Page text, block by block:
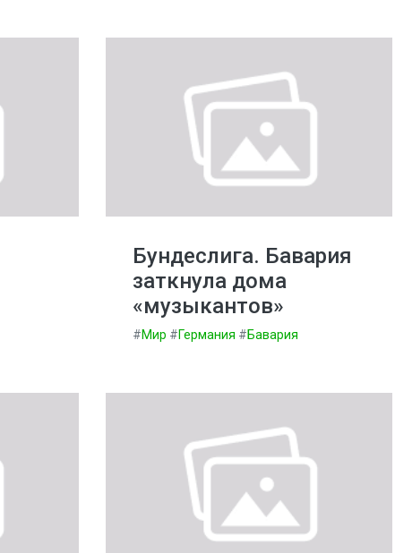
Бундеслига. Бавария
заткнула дома
«музыкантов»
#Мир #Германия #Бавария